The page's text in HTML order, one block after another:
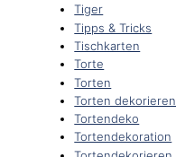
Tiger
Tipps & Tricks
Tischkarten
Torte
Torten
Torten dekorieren
Tortendeko
Tortendekoration